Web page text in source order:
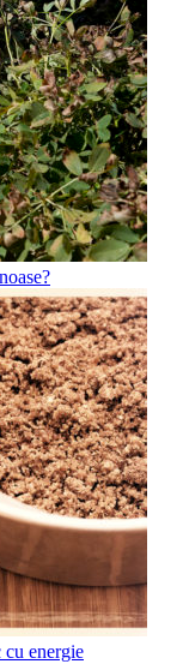
energie